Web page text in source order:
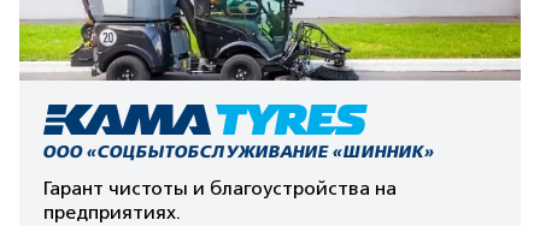
ООО «СОЦБЫТОБСЛУЖИВАНИЕ «ШИННИК»
Гарант чистоты и благоустройства на
предприятиях.